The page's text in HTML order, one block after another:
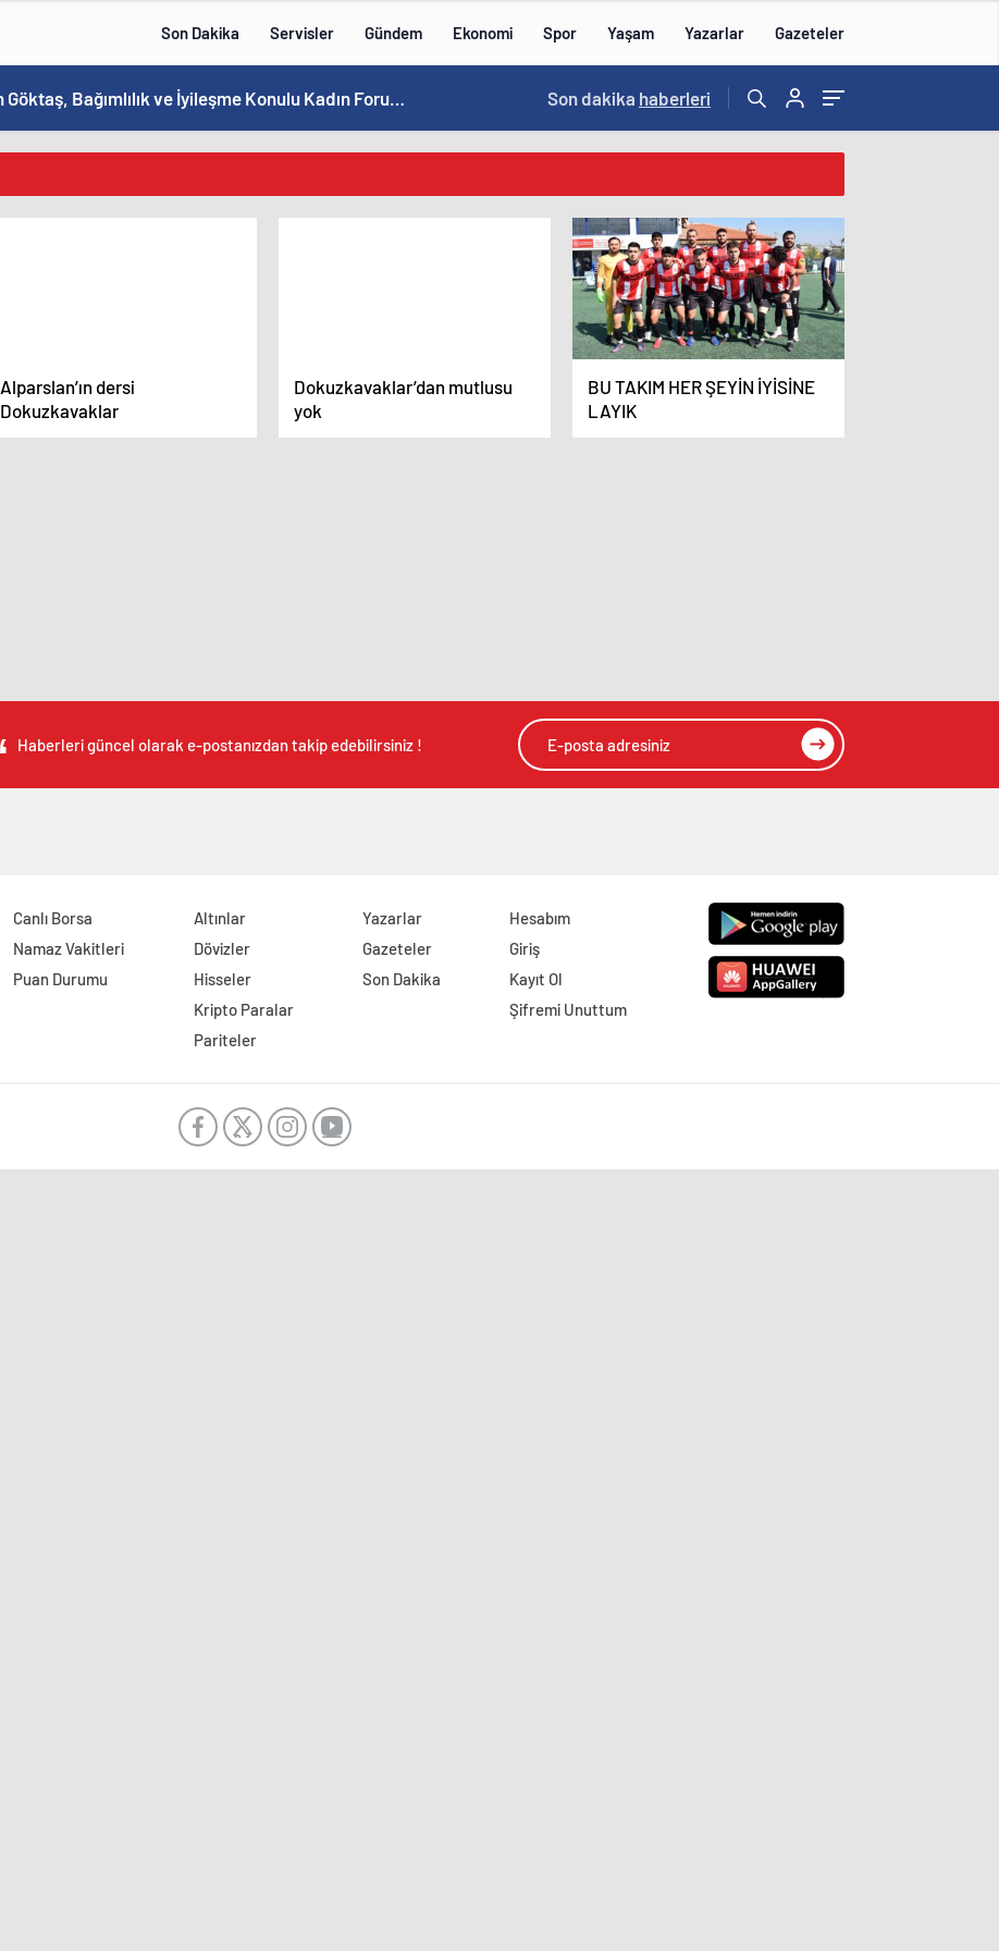
Son Dakika Servisler Gündem Ekonomi Spor Yaşam Yazarlar Gazeteler
Bakan Göktaş, Bağımlılık ve İyileşme Konulu Kadın Forumu’nda konuştu: 15:59 /
Son dakika haberleri
Alparslan’ın dersi
Dokuzkavaklar
Dokuzkavaklar’dan mutlusu
yok
BU TAKIM HER ŞEYİN İYİSİNE
LAYIK
Haberleri güncel olarak e-postanızdan takip edebilirsiniz !
Canlı Borsa
Namaz Vakitleri
Puan Durumu
Altınlar
Dövizler
Hisseler
Kripto Paralar
Pariteler
Yazarlar
Gazeteler
Son Dakika
Hesabım
Giriş
Kayıt Ol
Şifremi Unuttum